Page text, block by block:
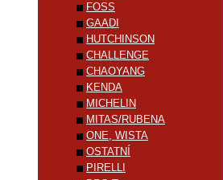
FOSS
GAADI
HUTCHINSON
CHALLENGE
CHAOYANG
KENDA
MICHELIN
MITAS/RUBENA
ONE, WISTA
OSTATNÍ
PIRELLI